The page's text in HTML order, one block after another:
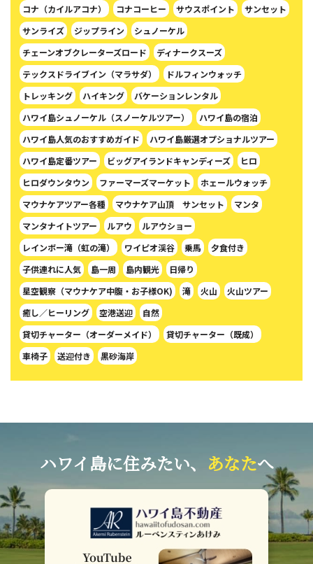
コナ（カイルアコナ） コナコーヒー サウスポイント
サンセット
サンライズ
ジップライン
シュノーケル
チェーンオブクレーターズロード
ディナークスーズ
テックスドライブイン（マラサダ）
ドルフィンウォッチ
トレッキング
ハイキング
バケーションレンタル
ハワイ島シュノーケル（スノーケルツアー）
ハワイ島の宿泊
ハワイ島人気のおすすめガイド
ハワイ島厳選オプショナルツアー
ハワイ島定番ツアー
ビッグアイランドキャンディーズ
ヒロ
ヒロダウンタウン
ファーマーズマーケット
ホェールウォッチ
マウナケアツアー各種
マウナケア山頂 サンセット
マンタ
マンタナイトツアー
ルアウ
ルアウショー
レインボー滝（虹の滝）
ワイピオ渓谷 乗馬
夕食付き
子供連れに人気
島一周 島内観光
日帰り
星空観察（マウナケア中腹・お子様OK)
滝 火山
火山ツアー
癒し／ヒーリング
空港送迎
自然
貸切チャーター（オーダーメイド）
貸切チャーター（既成）
車椅子
送迎付き 黒砂海岸
ハワイ島に住みたい、 あなたへ